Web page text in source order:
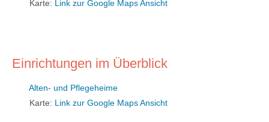
Karte: Link zur Google Maps Ansicht
Einrichtungen im Überblick
Alten- und Pflegeheime
Karte: Link zur Google Maps Ansicht